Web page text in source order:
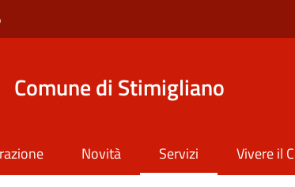
Comune di Stimigliano
Novità Servizi Vivere il